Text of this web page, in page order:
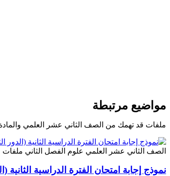
مواضيع مرتبطة
ملفات قد تهمك من الصف الثاني عشر العلمي
الصف الثاني عشر العلمي علوم الفصل الثاني ملفات
نموذج إجابة امتحان الفترة الدراسية الثانية